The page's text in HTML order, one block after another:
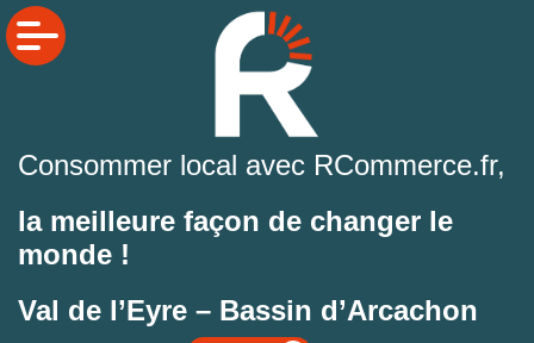
Consommer local avec RCommerce.fr,
la meilleure façon de changer le
monde !
Val de l’Eyre – Bassin d’Arcachon